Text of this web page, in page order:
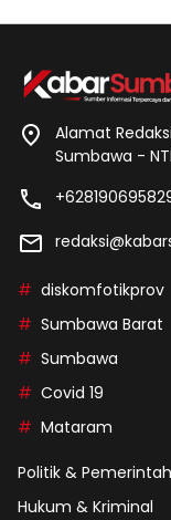
Alamat
Sumbawa -
diskomfotikprov
Sumbawa Barat
Sumbawa
Covid 19
Mataram
Politik &
Hukum & Kriminal